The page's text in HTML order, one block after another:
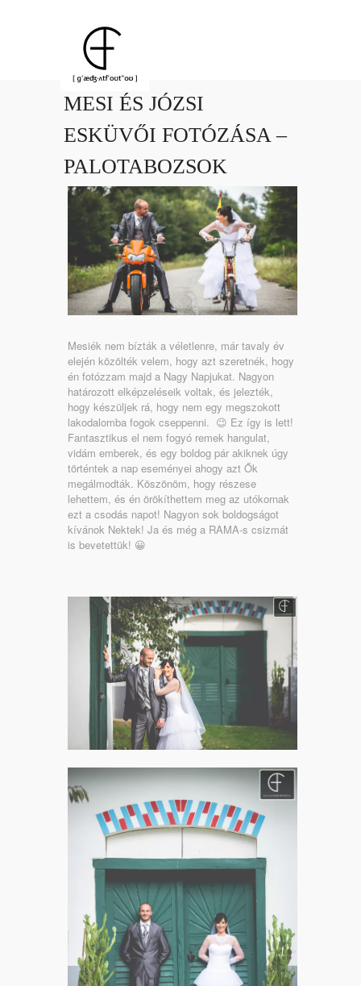
MESI ÉS JÓZSI
ESKÜVŐI FOTÓZÁSA –
PALOTABOZSOK
Mesiék nem bízták a véletlenre, már tavaly év
elején közölték velem, hogy azt szeretnék, hogy
én fotózzam majd a Nagy Napjukat. Nagyon
határozott elképzeléseik voltak, és jelezték,
hogy készüljek rá, hogy nem egy megszokott
lakodalomba fogok cseppenni. 😉 Ez így is lett!
Fantasztikus el nem fogyó remek hangulat,
vidám emberek, és egy boldog pár akiknek úgy
történtek a nap eseményei ahogy azt Ők
megálmodták. Köszönöm, hogy részese
lehettem, és én örökíthettem meg az utókornak
ezt a csodás napot! Nagyon sok boldogságot
kívánok Nektek! Ja és még a RAMA-s csizmát
is bevetettük! 😀